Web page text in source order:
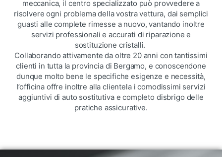
meccanica, il centro specializzato può provvedere a
risolvere ogni problema della vostra vettura, dai semplici
guasti alle complete rimesse a nuovo, vantando inoltre
servizi professionali e accurati di riparazione e
sostituzione cristalli.
Collaborando attivamente da oltre 20 anni con tantissimi
clienti in tutta la provincia di Bergamo, e conoscendone
dunque molto bene le specifiche esigenze e necessità,
l’officina offre inoltre alla clientela i comodissimi servizi
aggiuntivi di auto sostitutiva e completo disbrigo delle
pratiche assicurative.